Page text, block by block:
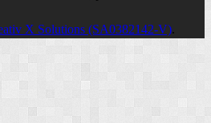
X Solutions (SA0382142-V).